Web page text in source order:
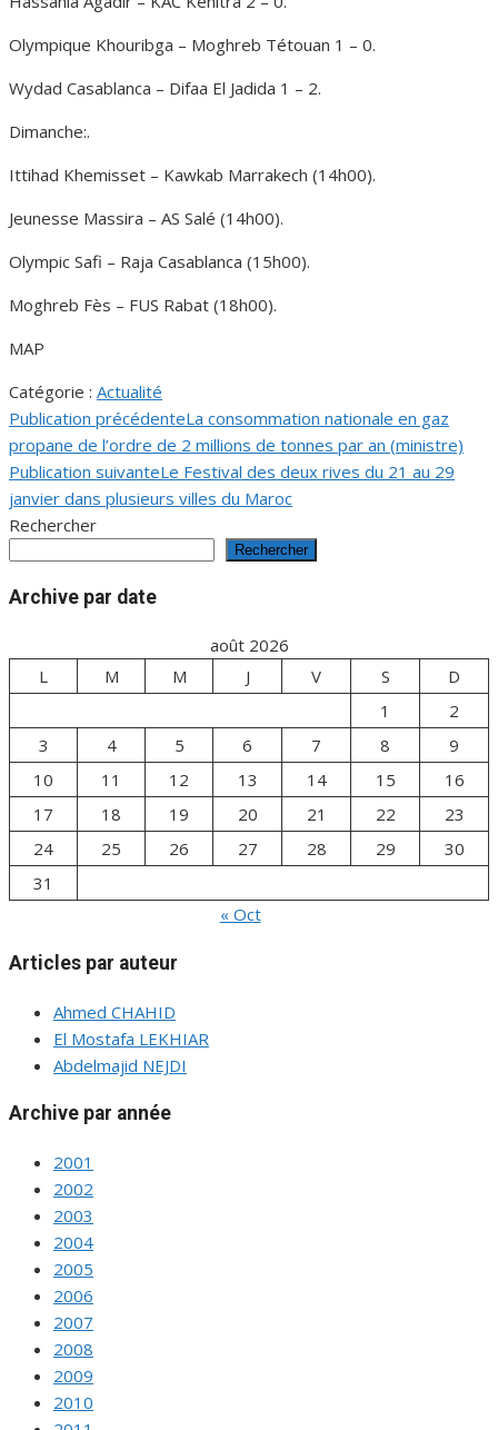
Olympique Khouribga – Moghreb Tétouan 1 – 0.
Wydad Casablanca – Difaa El Jadida 1 – 2.
Dimanche:.
Ittihad Khemisset – Kawkab Marrakech (14h00).
Jeunesse Massira – AS Salé (14h00).
Olympic Safi – Raja Casablanca (15h00).
Moghreb Fès – FUS Rabat (18h00).
MAP
Catégorie : Actualité
Navigation
de
l’article
Publication précédenteLa consommation nationale en gaz
propane de l’ordre de 2 millions de tonnes par an (ministre)
Publication suivanteLe Festival des deux rives du 21 au 29
janvier dans plusieurs villes du Maroc
Rechercher
Rechercher
Archive par date
août 2026
L
M M J V S
D
1
2
3
4 5 6 7 8
9
10
11 12 13 14 15
16
17
18 19 20 21 22
23
24
25 26 27 28 29
30
31
« Oct
Articles par auteur
Ahmed CHAHID
El Mostafa LEKHIAR
Abdelmajid NEJDI
Archive par année
2001
2002
2003
2004
2005
2006
2007
2008
2009
2010